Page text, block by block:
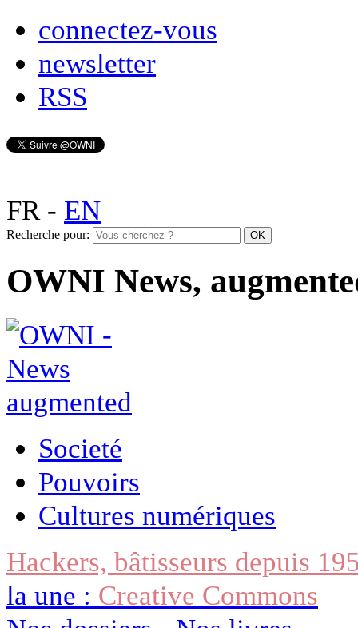
connectez-vous
newsletter
RSS
FR- EN
Recherche pour:
OWNI News,
Societé
Pouvoirs
Cultures numériques
Hackers, bâtisseurs depuis
la une : Creative Commons